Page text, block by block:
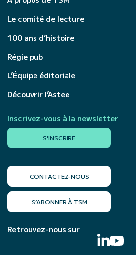
Le comité de lecture
100 ans d’histoire
Régie pub
L’Équipe éditoriale
Découvrir l’Astee
Inscrivez-vous à la newsletter
S'INSCRIRE
CONTACTEZ-NOUS
S’ABONNER À TSM
Retrouvez-nous sur